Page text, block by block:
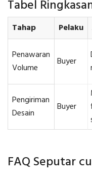
Tabel
Tahap Pelaku
Penawaran
Volume
Buyer
Pengiriman
Desain
Buyer
FAQ Seputar